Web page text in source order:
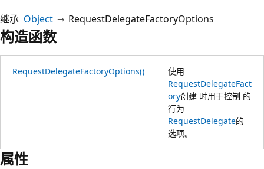
继承 Object RequestDelegateFactoryOptions
构造函数
RequestDelegateFactoryOptions()
使用
RequestDelegateFact
ory创建 时用于控制 的
行为
RequestDelegate的
选项。
属性